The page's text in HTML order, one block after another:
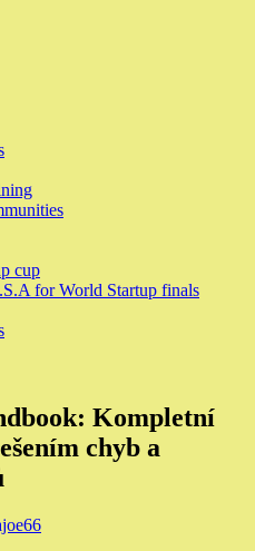
cup
for World Startup finals
Kompletní
chyb a